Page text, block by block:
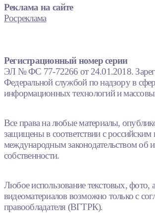
Реклама на сайте
Росреклама
Регистрационный номер серии
ЭЛ № ФС 77-72266 от 24.01.2018.
Федеральной службой по надзору в
информационных технологий и
Все права на любые материалы,
защищены в соответствии с российским
международным законодательством об
собственности.
Любое использование текстовых, фото,
видеоматериалов возможно только с
правообладателя (ВГТРК).